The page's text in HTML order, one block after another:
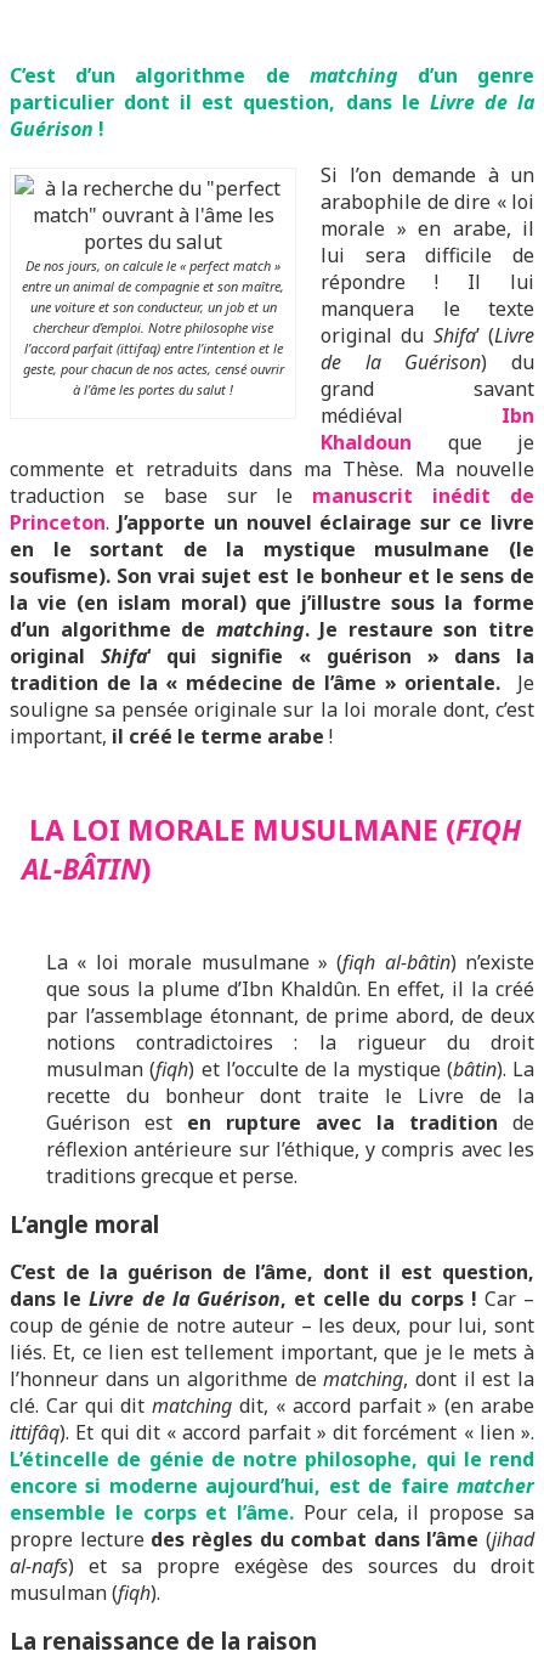
C’est d’un algorithme de matchingd’un genre
particulier dont il est question, dans le Livre de la
Guérison !
De nos jours, on calcule le « perfect match »
entre un animal de compagnie et son maître,
une voiture et son conducteur, un job et un
chercheur d’emploi. Notre philosophe vise
l’accord parfait (ittifaq) entre l’intention et le
geste, pour chacun de nos actes, censé ouvrir
à l’âme les portes du salut !
Si l’on demande à un
arabophile de dire « loi
morale » en arabe, il
lui sera difficile de
répondre ! Il lui
manquera le texte
original du Shifa’ (Livre
de la Guérison) du
grand savant
médiéval Ibn
Khaldoun que je
commente et retraduits dans ma Thèse. Ma nouvelle
traduction se base sur le manuscrit inédit de
Princeton. J’apporte un nouvel éclairage sur ce livre
en le sortant de la mystique musulmane (le
soufisme). Son vrai sujet est le bonheur et le sens de
la vie (en islam moral) que j’illustre sous la forme
d’un algorithme de matching. Je restaure son titre
original Shifa‘ qui signifie « guérison » dans la
tradition de la « médecine de l’âme » orientale.
Je
souligne sa pensée originale sur la loi morale dont, c’est
important, il créé le terme arabe !
LA LOI MORALE MUSULMANE (FIQH
AL-BÂTIN)
La « loi morale musulmane » (fiqh al-bâtin) n’existe
que sous la plume d’Ibn Khaldûn. En effet, il la créé
par l’assemblage étonnant, de prime abord, de deux
notions contradictoires : la rigueur du droit
musulman (fiqh) et l’occulte de la mystique (bâtin). La
recette du bonheur dont traite le Livre de la
Guérison est en rupture avec la tradition de
réflexion antérieure sur l’éthique, y compris avec les
traditions grecque et perse.
L’angle moral
C’est de la guérison de l’âme, dont il est question,
dans leLivre de la Guérison, et celle du corps ! Car –
coup de génie de notre auteur – les deux, pour lui, sont
liés. Et, ce lien est tellement important, que je le mets à
l’honneur dans un algorithme dematching, dont il est la
clé. Car qui ditmatching dit, « accord parfait » (en arabe
ittifâq). Et qui dit « accord parfait » dit forcément « lien ».
L’étincelle de génie de notre philosophe, qui le rend
encore si moderne aujourd’hui, est de faire matcher
ensemble le corps et l’âme. Pour cela, il propose sa
propre lecturedes règles du combat dans l’âme (jihad
al-nafs) et sa propre exégèse des sources du droit
musulman (fiqh).
La renaissance de la raison